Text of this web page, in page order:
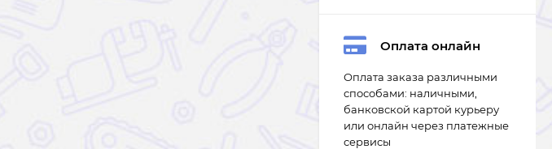
Оплата онлайн
Оплата заказа различными
способами: наличными,
банковской картой курьеру
или онлайн через платежные
сервисы